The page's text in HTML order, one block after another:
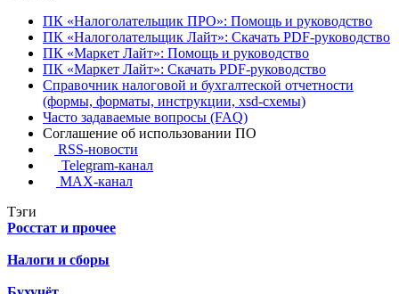
ПК «Налоголательщик ПРО»: Помощь и руководство
ПК «Налоголательщик Лайт»: Скачать PDF-руководство
ПК «Маркет Лайт»: Помощь и руководство
ПК «Маркет Лайт»: Скачать PDF-руководство
Справочник налоговой и бухгалтеской отчетности
(формы, форматы, инструкции, xsd-схемы)
Часто задаваемые вопросы (FAQ)
Соглашение об использовании ПО
RSS-новости
Telegram-канал
MAX-канал
Тэги
Росстат и прочее
Налоги и сборы